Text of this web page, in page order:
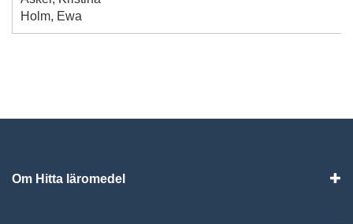
Holm, Ewa
Om Hitta läromedel